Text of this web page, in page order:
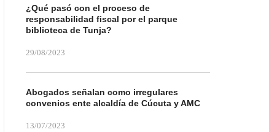
¿Qué pasó con el proceso de
responsabilidad fiscal por el parque
biblioteca de Tunja?
29/08/2023
Abogados señalan como irregulares
convenios ente alcaldía de Cúcuta y AMC
13/07/2023